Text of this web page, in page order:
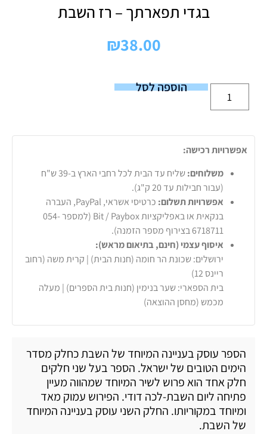
בגדי תפארתך – רז השבת
₪38.00
הוספה לסל
אפשרויות רכישה:
משלוחים:
שליח עד הבית לכל רחבי הארץ ב-39 ש"ח
(עבור חבילות עד 20 ק"ג).
אפשרויות תשלום:
כרטיסי אשראי, PayPal, העברה
בנקאית או באפליקציות Bit / Paybox (למספר 054-
6718711 בצירוף מספר הזמנה).
איסוף עצמי (חינם, בתיאום מראש):
ירושלים: שכונת הר חומה (חנות הבית) | קרית משה (רחוב
ריינס 12)
בית הספארי: שער בנימין (חנות בית הספרים) | מעלה
מכמש (מחסן ההוצאה)
הספר עוסק בעניינה המיוחד של השבת כחלק מסדר
הימים הטובים של ישראל. הספר בעל שני חלקים
חלק אחד הוא פרוש לשיר המיוחד שמהווה מעיין
פתיחה ליום השבת-לכה דודי. הפירוש עמוק מאד
ומיוחד במקוריותו. החלק השני עוסק בעניינה המיוחד
של השבת.